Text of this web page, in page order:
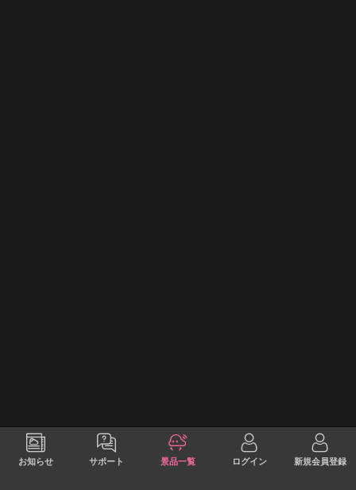
お知らせ サポート 景品一覧 ログイン 新規会員登録